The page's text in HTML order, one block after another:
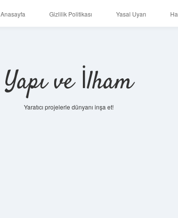
Anasayfa Gizlilik Politikası Yasal Uyarı
Yapı ve İlham
Yaratıcı projelerle dünyanı inşa et!